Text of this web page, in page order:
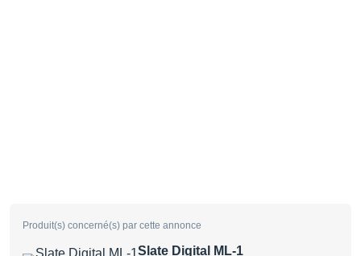
Produit(s) concerné(s) par cette annonce
Slate Digital ML-1